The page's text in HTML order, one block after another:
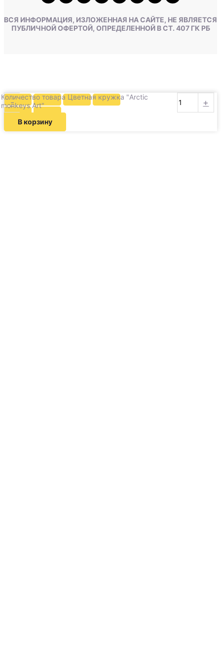
ВСЯ ИНФОРМАЦИЯ, ИЗЛОЖЕННАЯ НА САЙТЕ, НЕ ЯВЛЯЕТСЯ
ПУБЛИЧНОЙ ОФЕРТОЙ, ОПРЕДЕЛЕННОЙ В СТ. 407 ГК РБ
-
Количество товара Цветная кружка "Arctic
monkeys Art"
+
В корзину